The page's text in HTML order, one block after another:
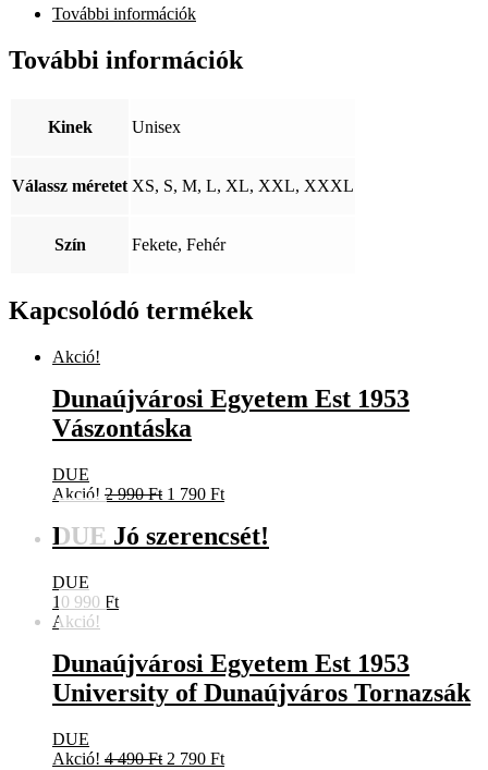
mennyiség
További információk
További információk
Kinek Unisex
Válassz méretet XS, S, M, L, XL, XXL, XXXL
Szín Fekete, Fehér
Kapcsolódó termékek
Akció!
Dunaújvárosi Egyetem Est 1953
Vászontáska
DUE
Akció! 2 990Ft Original
was:
2
1 790 FtCurrent
is:
1
DUE Jó szerencsét!
DUE
10 990 Ft
Akció!
Dunaújvárosi Egyetem Est 1953
University of Dunaújváros Tornazsák
DUE
Akció! 4 490Ft Original
2 790 FtCurrent